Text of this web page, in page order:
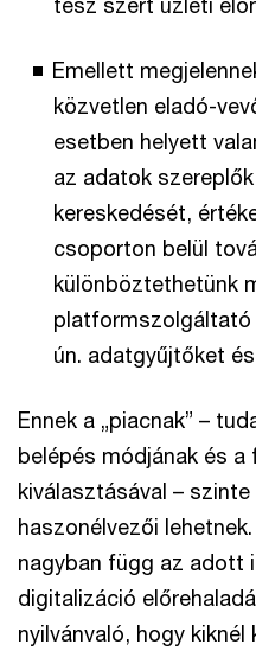
Emellett
közvetlen eladó-
esetben helyett
az adatok
kereskedését,
csoporton belül
különböztethetünk
platformszolgáltató
ún. adatgyűjtőket
Ennek a „piacnak” –
belépés módjának és
kiválasztásával –
haszonélvezői
nagyban függ az adott
digitalizáció
nyilvánvaló, hogy kiknél